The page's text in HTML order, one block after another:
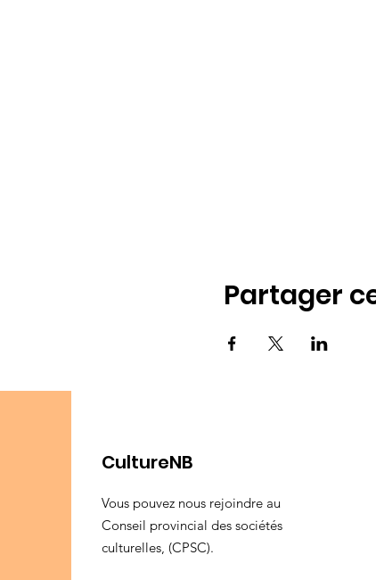
Partager
CultureNB
Vous pouvez nous rejoindre au
Conseil provincial des sociétés
culturelles, (CPSC).